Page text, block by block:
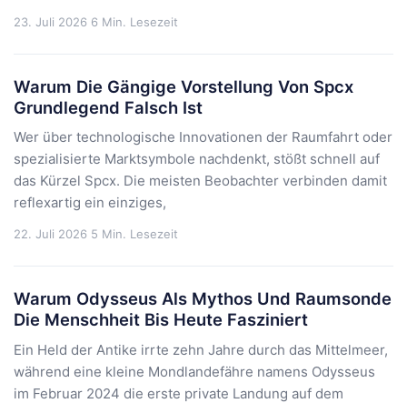
23. Juli 2026 6 Min. Lesezeit
Warum Die Gängige Vorstellung Von Spcx
Grundlegend Falsch Ist
Wer über technologische Innovationen der Raumfahrt oder
spezialisierte Marktsymbole nachdenkt, stößt schnell auf
das Kürzel Spcx. Die meisten Beobachter verbinden damit
reflexartig ein einziges,
22. Juli 2026 5 Min. Lesezeit
Warum Odysseus Als Mythos Und Raumsonde
Die Menschheit Bis Heute Fasziniert
Ein Held der Antike irrte zehn Jahre durch das Mittelmeer,
während eine kleine Mondlandefähre namens Odysseus
im Februar 2024 die erste private Landung auf dem